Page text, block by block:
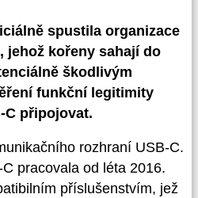
spustila organizace
jehož kořeny sahají do
škodlivým
funkční legitimity
C připojovat.
rozhraní USB-C.
pracovala od léta 2016.
příslušenstvím, jež